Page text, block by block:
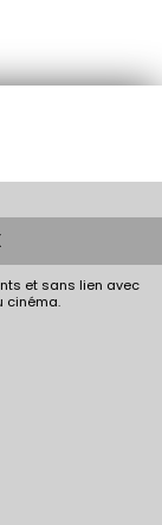
et sans lien avec
cinéma.